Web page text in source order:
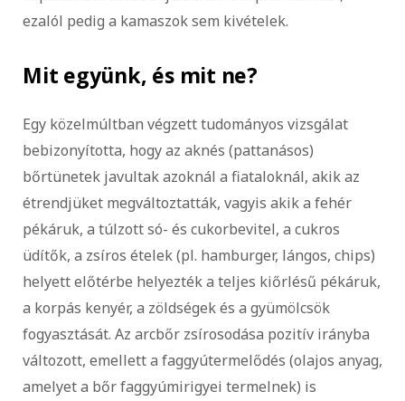
ezalól pedig a kamaszok sem kivételek.
Mit együnk, és mit ne?
Egy közelmúltban végzett tudományos vizsgálat
bebizonyította, hogy az aknés (pattanásos)
bőrtünetek javultak azoknál a fiataloknál, akik az
étrendjüket megváltoztatták, vagyis akik a fehér
pékáruk, a túlzott só- és cukorbevitel, a cukros
üdítők, a zsíros ételek (pl. hamburger, lángos, chips)
helyett előtérbe helyezték a teljes kiőrlésű pékáruk,
a korpás kenyér, a zöldségek és a gyümölcsök
fogyasztását. Az arcbőr zsírosodása pozitív irányba
változott, emellett a faggyútermelődés (olajos anyag,
amelyet a bőr faggyúmirigyei termelnek) is